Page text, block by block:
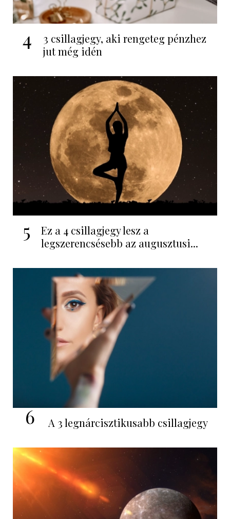
4
3 csillagjegy, aki rengeteg pénzhez
jut még idén
5
Ez a 4 csillagjegy lesz a
legszerencsésebb az augusztusi...
6 A 3 legnárcisztikusabb csillagjegy